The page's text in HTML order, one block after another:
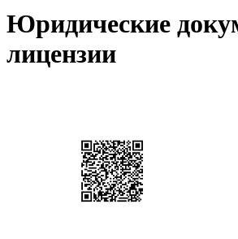
Юридические
лицензии